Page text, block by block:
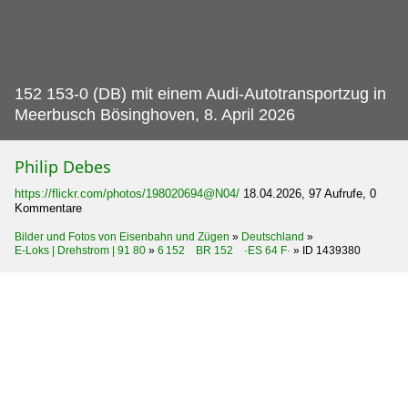
152 153-0 (DB) mit einem Audi-Autotransportzug in
Meerbusch Bösinghoven, 8. April 2026
Philip Debes
https://flickr.com/photos/198020694@N04/ 18.04.2026, 97 Aufrufe, 0
Kommentare
Bilder und Fotos von Eisenbahn und Zügen » Deutschland »
E-Loks | Drehstrom | 91 80 » 6 152 BR 152 ·ES 64 F· » ID 1439380